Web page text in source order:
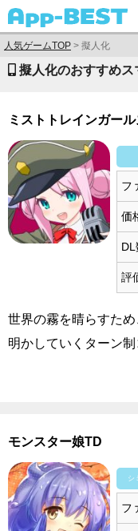
人気ゲームTOP > 擬人化
擬人化のおすすめ
ミストトレインガー
フ
価
DL
評
世界の霧を晴らすた
明かしていくターン
モンスター娘TD
シ
フ